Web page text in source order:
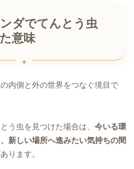
ダでてんとう虫
意味
内側と外の世界をつなぐ境目で
う虫を見つけた場合は、 今いる環
新しい場所へ進みたい気持ちの間
ります。